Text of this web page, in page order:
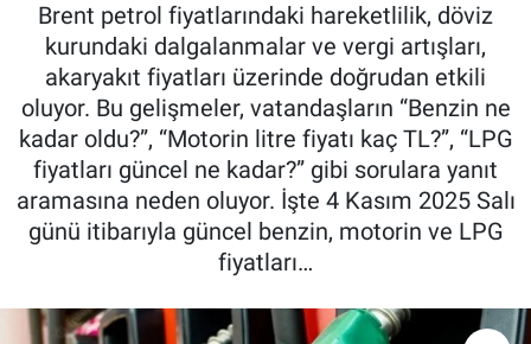
Brent petrol fiyatlarındaki hareketlilik, döviz
kurundaki dalgalanmalar ve vergi artışları,
akaryakıt fiyatları üzerinde doğrudan etkili
oluyor. Bu gelişmeler, vatandaşların “Benzin ne
kadar oldu?”, “Motorin litre fiyatı kaç TL?”, “LPG
fiyatları güncel ne kadar?” gibi sorulara yanıt
aramasına neden oluyor. İşte 4 Kasım 2025 Salı
günü itibarıyla güncel benzin, motorin ve LPG
fiyatları…